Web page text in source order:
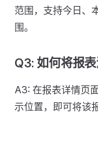
范围，支持今日、
围。
Q3: 如何将报
A3: 在报表详情页
示位置，即可将该